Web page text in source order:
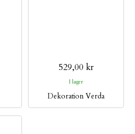
529,00 kr
I lager
Dekoration Verda